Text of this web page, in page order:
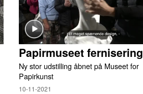
Papirmuseet fernisering
Ny stor udstilling åbnet på Museet for
Papirkunst
10-11-2021